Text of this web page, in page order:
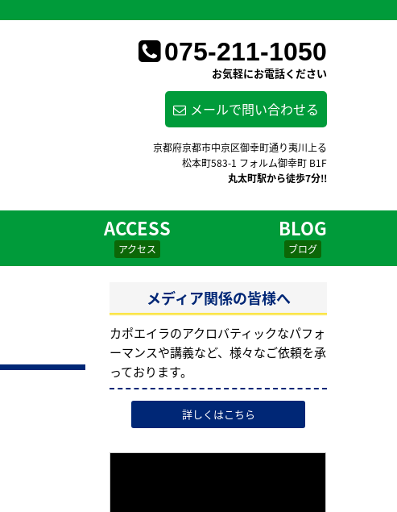
075-211-1050
お気軽にお電話ください
メールで問い合わせる
京都府京都市中京区御幸町通り夷川上る
松本町583-1 フォルム御幸町 B1F
丸太町駅から徒歩7分!!
ACCESS
アクセス
BLOG
ブログ
メディア関係の皆様へ
カポエイラのアクロバティックなパフォ
ーマンスや講義など、様々なご依頼を承
っております。
詳しくはこちら